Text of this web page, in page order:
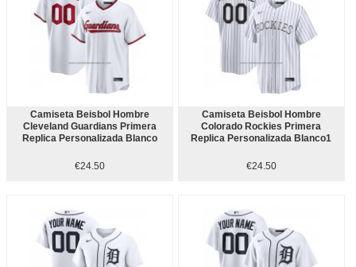
Camiseta Beisbol Hombre
Cleveland Guardians Primera
Replica Personalizada Blanco
€24.50
Camiseta Beisbol Hombre
Colorado Rockies Primera
Replica Personalizada Blanco1
€24.50